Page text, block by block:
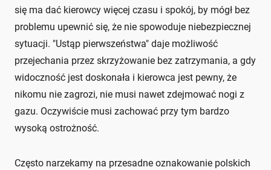
się ma dać kierowcy więcej czasu i spokój, by mógł bez
problemu upewnić się, że nie spowoduje niebezpiecznej
sytuacji. "Ustąp pierwszeństwa" daje możliwość
przejechania przez skrzyżowanie bez zatrzymania, a gdy
widoczność jest doskonała i kierowca jest pewny, że
nikomu nie zagrozi, nie musi nawet zdejmować nogi z
gazu. Oczywiście musi zachować przy tym bardzo
wysoką ostrożność.
Często narzekamy na przesadne oznakowanie polskich